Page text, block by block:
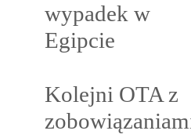
wypadek w
Egipcie
Kolejni OTA z